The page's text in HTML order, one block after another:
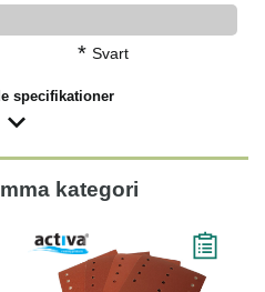
* Svart
specifikationer
kategori